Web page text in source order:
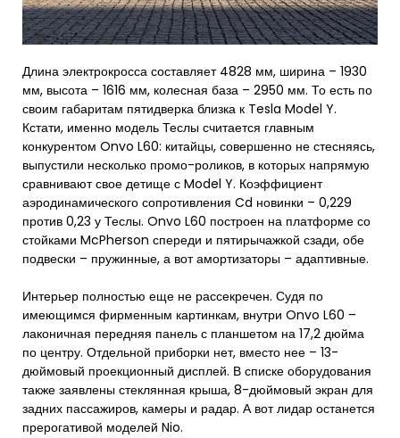
Длина электрокросса составляет 4828 мм, ширина – 1930
мм, высота – 1616 мм, колесная база – 2950 мм. То есть по
своим габаритам пятидверка близка к Tesla Model Y.
Кстати, именно модель Теслы считается главным
конкурентом Onvo L60: китайцы, совершенно не стесняясь,
выпустили несколько промо-роликов, в которых напрямую
сравнивают свое детище с Model Y. Коэффициент
аэродинамического сопротивления Cd новинки – 0,229
против 0,23 у Теслы. Onvo L60 построен на платформе со
стойками McPherson спереди и пятирычажкой сзади, обе
подвески – пружинные, а вот амортизаторы – адаптивные.
Интерьер полностью еще не рассекречен. Судя по
имеющимся фирменным картинкам, внутри Onvo L60 –
лаконичная передняя панель с планшетом на 17,2 дюйма
по центру. Отдельной приборки нет, вместо нее – 13-
дюймовый проекционный дисплей. В списке оборудования
также заявлены стеклянная крыша, 8-дюймовый экран для
задних пассажиров, камеры и радар. А вот лидар останется
прерогативой моделей Nio.